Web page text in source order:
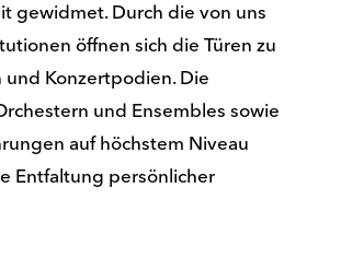
gewidmet. Durch die von uns
öffnen sich die Türen zu
Konzertpodien. Die
und Ensembles sowie
auf höchstem Niveau
Entfaltung persönlicher